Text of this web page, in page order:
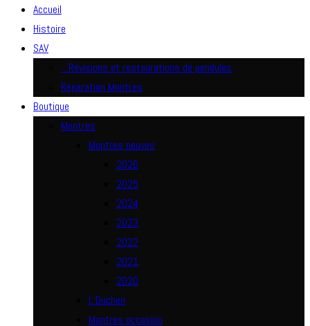
Accueil
Histoire
SAV
…Révisions et restaurations de pendules
Réparation Montres
Boutique
Montres
Montres neuves
2026
2025
2024
2023
2022
2021
2020
L’Duchen
Montres occasion